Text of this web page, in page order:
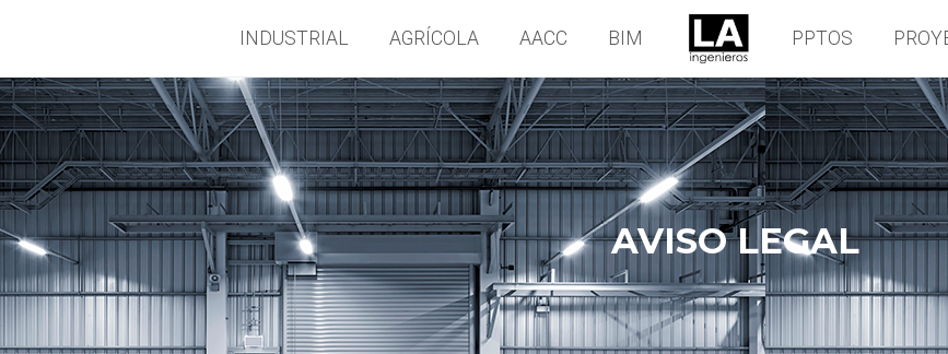
INDUSTRIAL AGRÍCOLA AACC BIM PPTOS
AVISO LEGAL